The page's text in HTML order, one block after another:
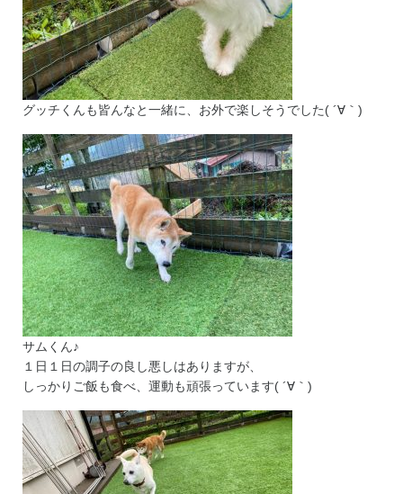
グッチくんも皆んなと一緒に、お外で楽しそうでした( ´∀｀)
サムくん♪
１日１日の調子の良し悪しはありますが、
しっかりご飯も食べ、運動も頑張っています( ´∀｀)